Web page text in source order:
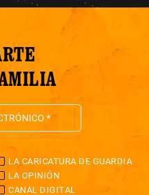
LA CARICATURA DE GUARDIA
LA OPINIÓN
CANAL DIGITAL